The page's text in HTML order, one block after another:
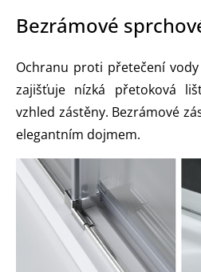
Bezrámové
Ochranu proti přetečení
zajišťuje nízká přetoková
vzhled zástěny. Bezrámové
elegantním dojmem.